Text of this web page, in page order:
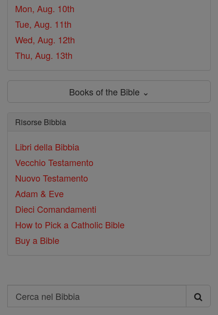
Mon, Aug. 10th
Tue, Aug. 11th
Wed, Aug. 12th
Thu, Aug. 13th
Books of the Bible ⌄
Risorse Bibbia
Libri della Bibbia
Vecchio Testamento
Nuovo Testamento
Adam & Eve
Dieci Comandamenti
How to Pick a Catholic Bible
Buy a Bible
Search
Cerca